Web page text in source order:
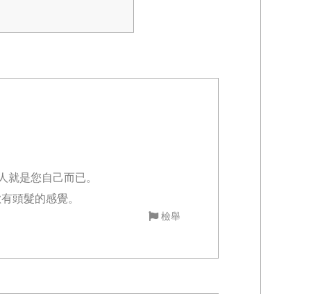
是您自己而已。
頭髮的感覺。
檢舉